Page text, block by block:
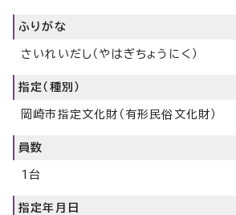
ふりがな
さいれいだし（やはぎちょうにく）
指定（種別）
岡崎市指定文化財（有形民俗文化財）
員数
1台
指定年月日